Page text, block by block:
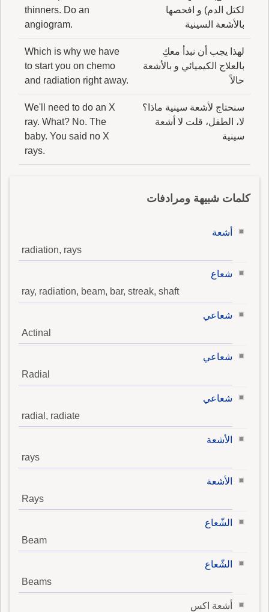
لكتل الدم) و افحصها
بالأشعة السينية
thinners. Do an
angiogram.
لهذا يجب أن نبدأ معكِ
بالعلاج الكيميائي و بالأشعة
حالاً
Which is why we have
to start you on chemo
and radiation right away.
سنحتاج لأشعة سينية ماذا؟
لا، الطفل، قلت لا أشعة
سينية
We'll need to do an X
ray. What? No. The
baby. You said no X
rays.
كلمات شبيهة ومرادفات
أشعة
radiation, rays
شعاع
ray, radiation, beam, bar, streak, shaft
شعاعي
Actinal
شعاعي
Radial
شعاعي
radial, radiate
الأشعة
rays
الأشعة
Rays
الشّعاع
Beam
الشّعاع
Beams
أشعة اكس